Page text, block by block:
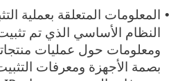
• المعلومات المتعلقة بعملية
النظام الأساسي الذي تم
ومعلومات حول عمليات
بصمة الأجهزة ومعرفات